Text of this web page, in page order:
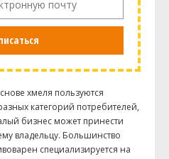
хмеля пользуются
категорий потребителей,
бизнес может принести
владельцу. Большинство
специализируется на